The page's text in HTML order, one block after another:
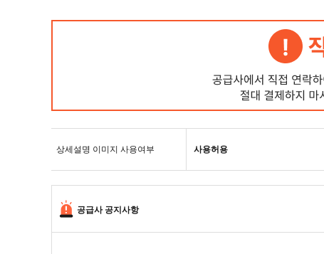
상세설명 이미지 사용여부 사용허용
공급사 공지사항